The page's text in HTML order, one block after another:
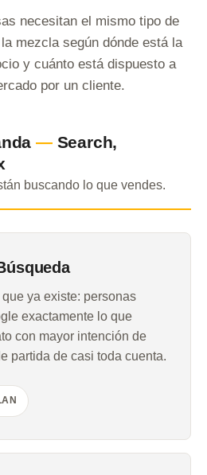
necesitan el mismo tipo de
mezcla según dónde está la
y cuánto está dispuesto a
por un cliente.
—Search,
buscando lo que vendes.
ya existe: personas
exactamente lo que
con mayor intención de
partida de casi toda cuenta.